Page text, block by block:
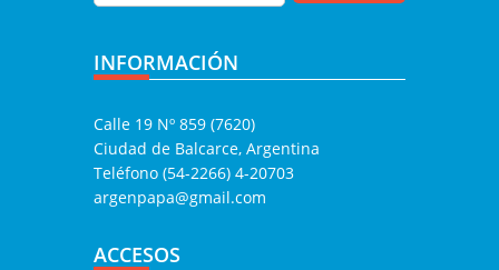
INFORMACIÓN
Calle 19 Nº 859 (7620)
Ciudad de Balcarce, Argentina
Teléfono (54-2266) 4-20703
argenpapa@gmail.com
ACCESOS